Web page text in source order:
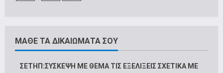
ΜΑΘΕ ΤΑ ΔΙΚΑΙΩΜΑΤΑ ΣΟΥ
ΣΕΤΗΠ:ΣΥΣΚΕΨΗ ΜΕ ΘΕΜΑ ΤΙΣ ΕΞΕΛΙΞΕΙΣ ΣΧΕΤΙΚΑ ΜΕ